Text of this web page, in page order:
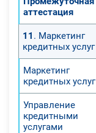
аттестация
11 . Маркетинг
кредитных услуг
Маркетинг
кредитных услуг
Управление
кредитными
услугами